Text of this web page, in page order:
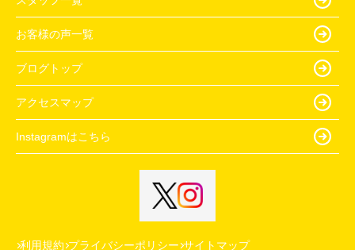
お客様の声一覧
ブログトップ
アクセスマップ
Instagramはこちら
利用規約 プライバシーポリシー サイトマップ